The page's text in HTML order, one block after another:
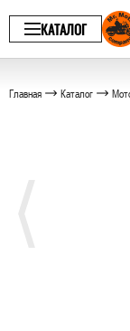
КАТАЛОГ
Главная Каталог